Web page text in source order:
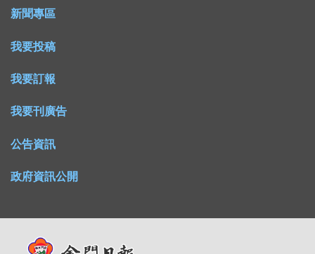
新聞專區
我要投稿
我要訂報
我要刊廣告
公告資訊
政府資訊公開